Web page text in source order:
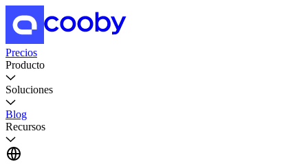
Precios
Producto
Soluciones
Blog
Recursos